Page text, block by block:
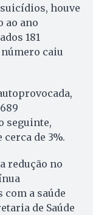
houve
ao ano
181
caiu
seguinte,
de 3%.
redução no
com a saúde
de Saúde